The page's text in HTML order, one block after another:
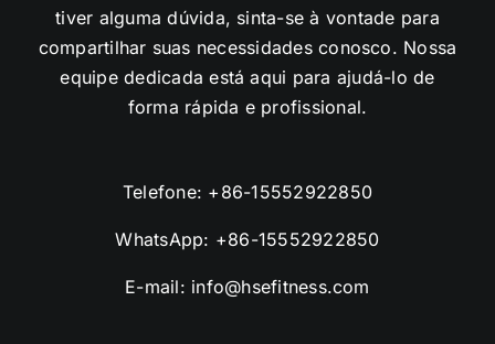
tiver alguma dúvida, sinta-se à vontade para
compartilhar suas necessidades conosco. Nossa
equipe dedicada está aqui para ajudá-lo de
forma rápida e profissional.
Telefone: +86-15552922850
WhatsApp: +86-15552922850
E-mail: info@hsefitness.com